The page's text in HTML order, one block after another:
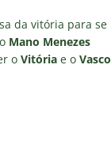
Palpites, Odds e
contra o Vasco
da vitória para se
Mano Menezes
o Vitória e o Vasco